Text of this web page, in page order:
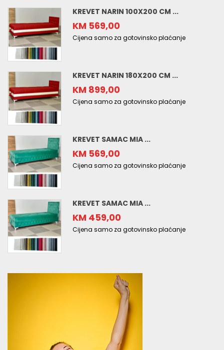
KREVET NARIN 100X200 CM ...
KM 569,00
Cijena samo za gotovinsko plaćanje
KREVET NARIN 180X200 CM ...
KM 899,00
Cijena samo za gotovinsko plaćanje
KREVET SAMAC MIA ...
KM 569,00
Cijena samo za gotovinsko plaćanje
KREVET SAMAC MIA ...
KM 459,00
Cijena samo za gotovinsko plaćanje